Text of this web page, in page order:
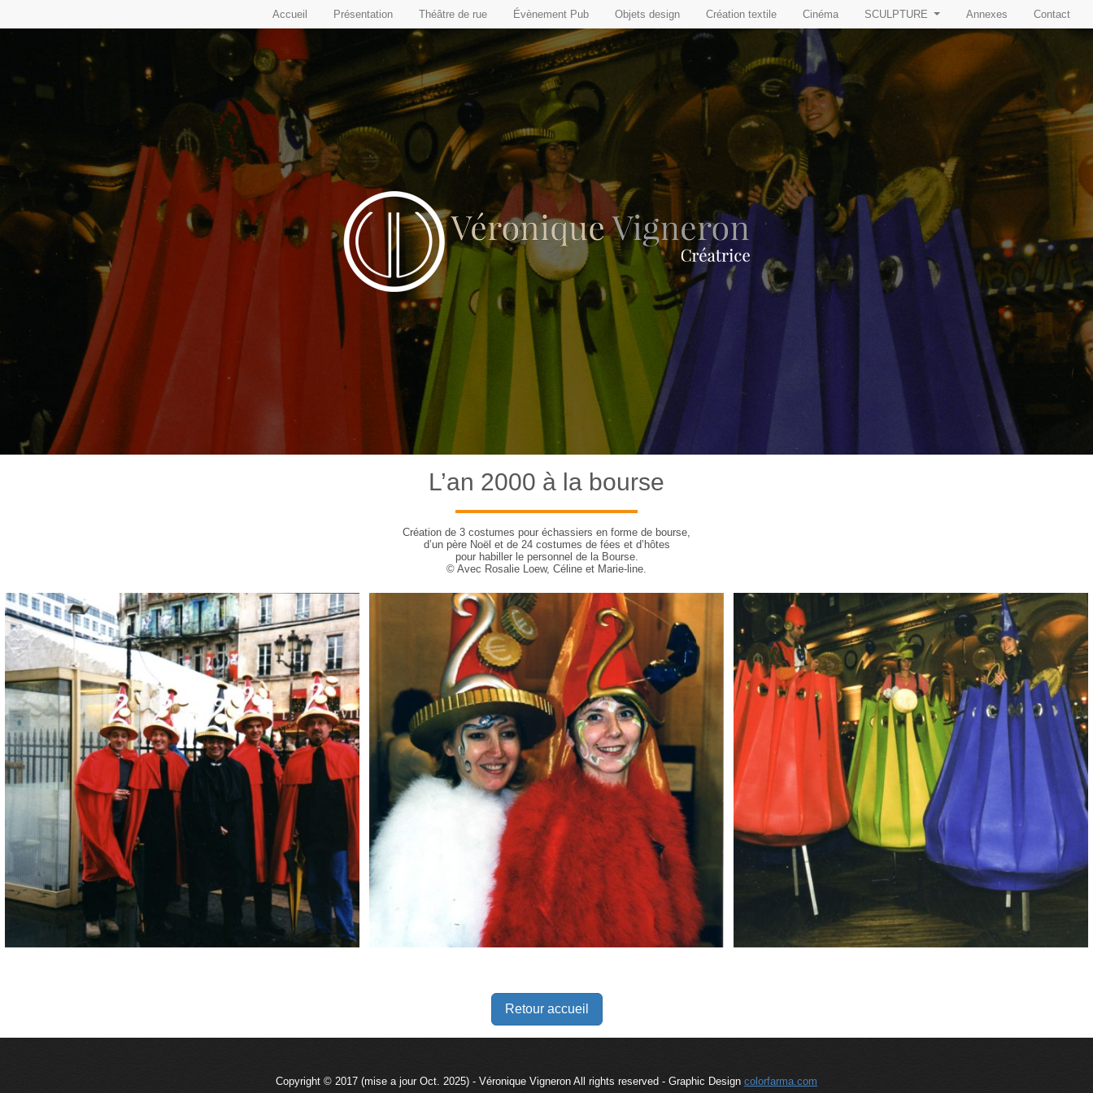
Accueil Présentation Théâtre de rue Évènement Pub Objets design Création textile Cinéma SCULPTURE Annexes Contact
L’an 2000 à la bourse
Création de 3 costumes pour échassiers en forme de bourse,
d’un père Noël et de 24 costumes de fées et d’hôtes
pour habiller le personnel de la Bourse.
© Avec Rosalie Loew, Céline et Marie-line.
Retour accueil
Copyright © 2017 (mise a jour Oct. 2025) - Véronique Vigneron All rights reserved - Graphic Design colorfarma.com